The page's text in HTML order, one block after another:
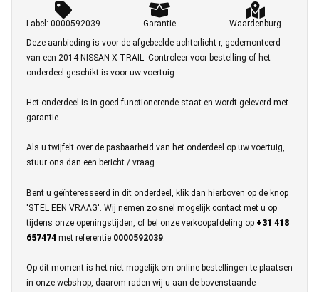
Label: 0000592039 Garantie
Waardenburg
Deze aanbieding is voor de afgebeelde achterlicht r, gedemonteerd
van een 2014 NISSAN X TRAIL. Controleer voor bestelling of het
onderdeel geschikt is voor uw voertuig.
Het onderdeel is in goed functionerende staat en wordt geleverd met
garantie.
Als u twijfelt over de pasbaarheid van het onderdeel op uw voertuig,
stuur ons dan een bericht / vraag.
Bent u geïnteresseerd in dit onderdeel, klik dan hierboven op de knop
'STEL EEN VRAAG'. Wij nemen zo snel mogelijk contact met u op
tijdens onze openingstijden, of bel onze verkoopafdeling op +31 418
657474 met referentie 0000592039.
Op dit moment is het niet mogelijk om online bestellingen te plaatsen
in onze webshop, daarom raden wij u aan de bovenstaande